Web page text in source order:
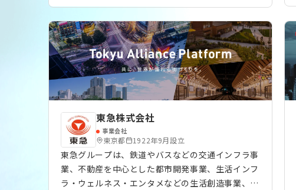
ドからシリーズAのSaaS、AI、オートメーション、
マーケットプレイス、メディアなどデジタル領域の
スタートアップに投資するベンチャーキャピタルで
す。 ▼公式プレスリリース（人口減少社会におけ
るイノベーション特化型ファンドを100億円規模で
設立）
https://prtimes.jp/main/html/rd/p/000000022.
000088098.html 【豊富なコミュニティ運営】 投
資事業に加え、次世代起業家、ならびに共にイノ
ベーションを生む地域金融機関等のステークホル
ダーが、集い・学び・発信するコミュニティを運営
しています。 ファウンダーコミュニティ
「Thinka+」 次世代の産業を進化させる起業家を
東急株式会社
事業会社
東京都 1922年9月設立
東急グループは、鉄道やバスなどの交通インフラ事
業、不動産を中心とした都市開発事業、生活インフ
ラ・ウェルネス・エンタメなどの生活創造事業、